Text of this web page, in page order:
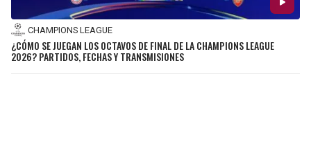
CHAMPIONS LEAGUE
¿CÓMO SE JUEGAN LOS OCTAVOS DE FINAL DE LA CHAMPIONS LEAGUE
2026? PARTIDOS, FECHAS Y TRANSMISIONES